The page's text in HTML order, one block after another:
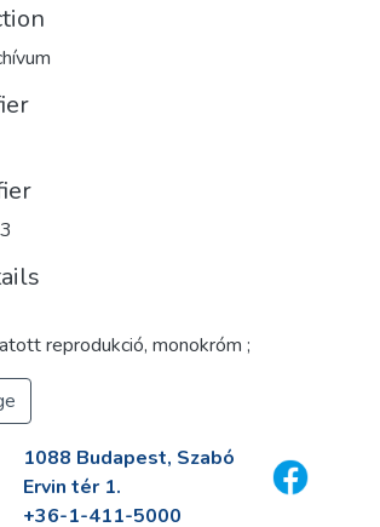
reprodukció, monokróm ;
1088 Budapest, Szabó
Ervin tér 1.
+36-1-411-5000